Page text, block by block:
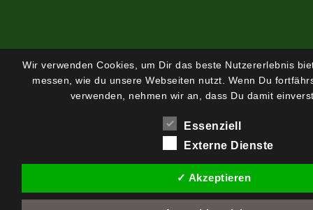
Wir verwenden Cookies, um Dir das beste Nutzererlebnis
messen, wie du unsere Webseiten nutzt. Wenn Du
verwenden, nehmen wir an, dass Du damit
Essenziell
Externe Dienste
✓ Akzeptieren